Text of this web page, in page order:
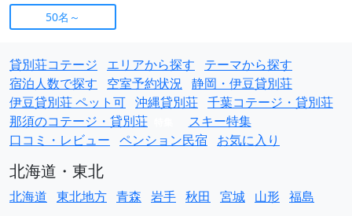
50名～
貸別荘コテージ エリアから探す
テーマから探す
宿泊人数で探す
空室予約状況 静岡・伊豆貸別荘
伊豆貸別荘 ペット可 沖縄貸別荘 千葉コテージ・貸別荘
那須のコテージ・貸別荘
スキー特集
口コミ・レビュー ペンション民宿 お気に入り
北海道・東北
北海道 東北地方 青森 岩手 秋田 宮城 山形 福島